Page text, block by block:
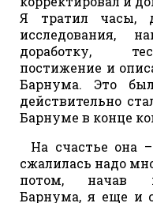
Я тратил часы,
исследования,
доработку,
постижение и
Барнума. Это
действительно
Барнуме в конце
На счастье она
сжалилась надо
потом, начав
Барнума, я еще и